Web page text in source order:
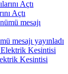
Açtı
mesajı yayınladı
Kesintisi